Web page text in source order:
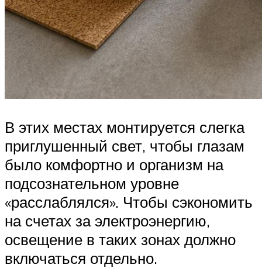
В этих местах монтируется слегка
приглушенный свет, чтобы глазам
было комфортно и организм на
подсознательном уровне
«расслаблялся». Чтобы сэкономить
на счетах за электроэнергию,
освещение в таких зонах должно
включаться отдельно.